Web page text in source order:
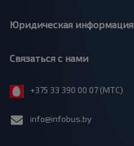
Юридическая информация
Связаться с нами
+375 33 390 00 07 (МТС)
info@infobus.by